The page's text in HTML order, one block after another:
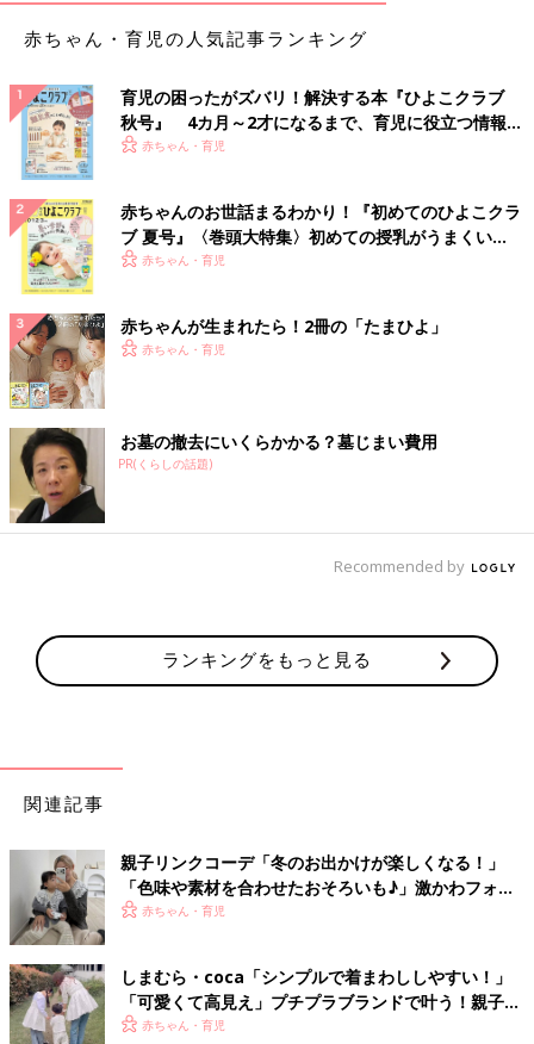
肝。3つ子ちゃんはデニムのハーフパンツで元気よく、ママはマ
にアップ！おちゃめで愛嬌たっぷりな着こなしに仕上がっていま
す。
親子リンクコーデ②：「ボーダー×バンダナ」でイ
タリアン風?!
KAOさん(@kaotan_8)が投稿した写真
親子でおソロ風に着られるように、普段からシンプルな柄やデザ
インを選ぶことが多いというKAOさん。「ボーダーはシンプルな
のに地味にならないというのがちょうどいい」のだとか。
こちらもボーダーが主役の着こなし例。グレーのボーダーカット
ソーに淡色デニムを合わせて、ちょっぴり大人っぽくまとめまし
た。そして、着こなしのアクセントになっているのが鮮やかな
赤ちゃん・育児の人気記事ランキング
育児の困ったがズバリ！解決する本『ひよこクラブ
秋号』 4カ月～2才になるまで、育児に役立つ情報が
いっぱい！
赤ちゃん・育児
赤ちゃんのお世話まるわかり！『初めてのひよこクラ
ブ 夏号』〈巻頭大特集〉初めての授乳がうまくい
く！ おっぱい・ミルクの基本と夏のトラブル 解決テ
赤ちゃん・育児
赤ちゃんが生まれたら！2冊の「たまひよ」
赤ちゃん・育児
お墓の撤去にいくらかかる？墓じまい費用
PR(くらしの話題)
Recommended by
ランキングをもっと見る
関連記事
親子リンクコーデ「冬のお出かけが楽しくなる！」
「色味や素材を合わせたおそろいも♪」激かわフォト5
選 赤ちゃん・育児
しまむら・coca「シンプルで着まわししやすい！」
「可愛くて高見え」プチプラブランドで叶う！親子の
リンクコーデ4選
赤ちゃん・育児